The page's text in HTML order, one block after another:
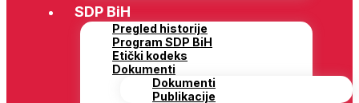
SDP BiH
Pregled historije
Program SDP BiH
Etički kodeks
Dokumenti
Dokumenti
Publikacije